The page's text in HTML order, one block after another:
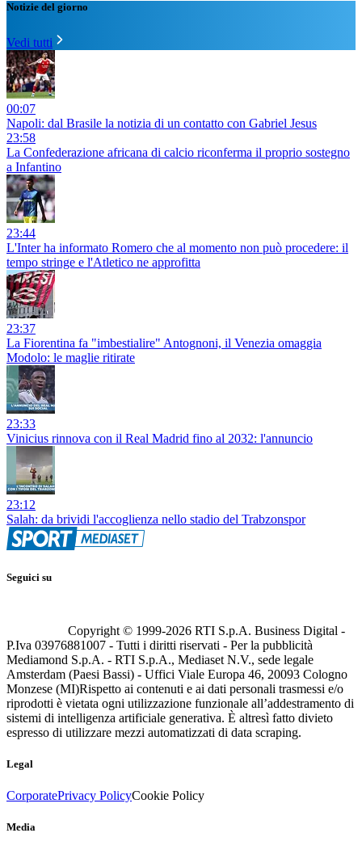
Notizie del giorno
Vedi tutti
00:07
Napoli: dal Brasile la notizia di un contatto con Gabriel Jesus
23:58
La Confederazione africana di calcio riconferma il proprio sostegno
a Infantino
23:44
L'Inter ha informato Romero che al momento non può procedere: il
tempo stringe e l'Atletico ne approfitta
23:37
La Fiorentina fa "imbestialire" Antognoni, il Venezia omaggia
Modolo: le maglie ritirate
23:33
Vinicius rinnova con il Real Madrid fino al 2032: l'annuncio
23:12
Salah: da brividi l'accoglienza nello stadio del Trabzonspor
Seguici su
Copyright © 1999-2026 RTI S.p.A. Business Digital -
P.Iva 03976881007 - Tutti i diritti riservati - Per la pubblicità
Mediamond S.p.A. - RTI S.p.A., Mediaset N.V., sede legale
Amsterdam (Paesi Bassi) - Uffici Viale Europa 46, 20093 Cologno
Monzese (MI)Rispetto ai contenuti e ai dati personali trasmessi e/o
riprodotti è vietata ogni utilizzazione funzionale all’addestramento di
sistemi di intelligenza artificiale generativa. È altresì fatto divieto
espresso di utilizzare mezzi automatizzati di data scraping.
Legal
CorporatePrivacy PolicyCookie Policy
Media